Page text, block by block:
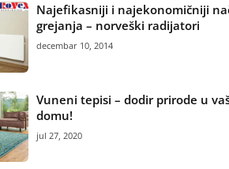
Najefikasniji i najekonomičniji
grejanja – norveški radijatori
decembar 10, 2014
Vuneni tepisi – dodir prirode u
domu!
jul 27, 2020